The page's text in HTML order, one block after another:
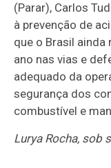
(Parar), Carlos
à prevenção de
que o Brasil
ano nas vias e
adequado da
segurança dos
combustível e
Lurya Rocha, sob